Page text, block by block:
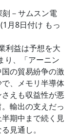
－サムスン電
月8日付け もっ
利益は予想を大
り、「アーニン
の貿易紛争の激
、メモリ半導体
さえも収益性が悪
輸出の支えだっ
期中まで続く見
見通し。